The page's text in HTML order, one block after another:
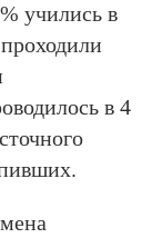
учились в
в 4